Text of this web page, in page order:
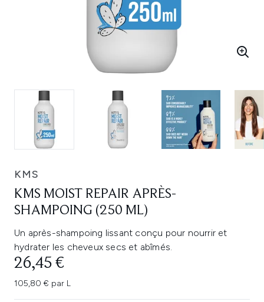
KMS
KMS MOIST REPAIR APRÈS-
SHAMPOING (250 ML)
Un après-shampoing lissant conçu pour nourrir et
hydrater les cheveux secs et abîmés.
26,45 €
105,80 € par L